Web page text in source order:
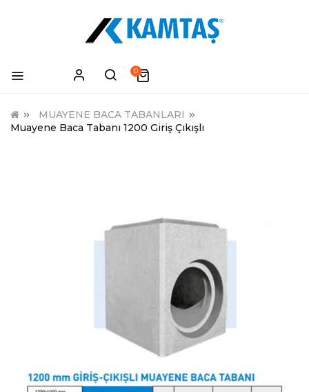
0
MUAYENE BACA TABANLARI
Muayene Baca Tabanı 1200 Giriş Çıkışlı